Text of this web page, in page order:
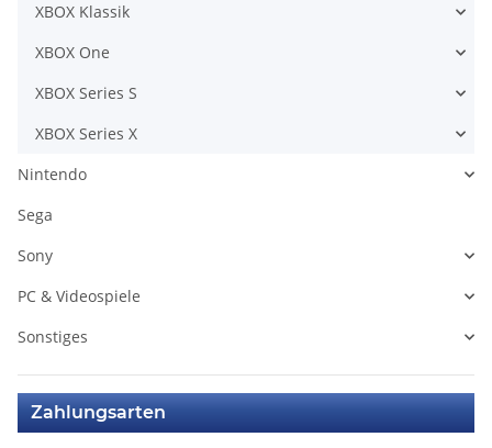
XBOX Klassik
XBOX One
XBOX Series S
XBOX Series X
Nintendo
Sega
Sony
PC & Videospiele
Sonstiges
Zahlungsarten